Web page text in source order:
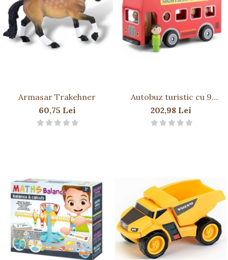
Armasar Trakehner
60,75 Lei
Autobuz turistic cu 9
figurine
202,98 Lei